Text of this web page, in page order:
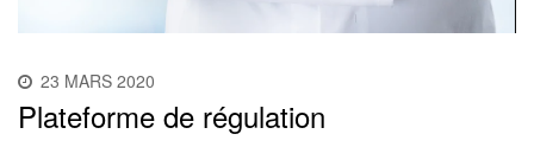
23 MARS 2020
Plateforme de régulation